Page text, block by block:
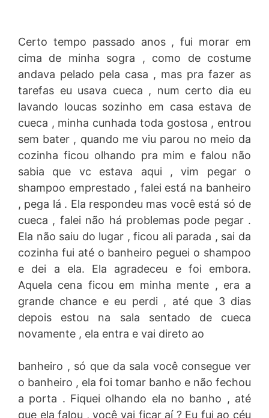
Certo tempo passado anos , fui morar em
cima de minha sogra , como de costume
andava pelado pela casa , mas pra fazer as
tarefas eu usava cueca , num certo dia eu
lavando loucas sozinho em casa estava de
cueca , minha cunhada toda gostosa , entrou
sem bater , quando me viu parou no meio da
cozinha ficou olhando pra mim e falou não
sabia que vc estava aqui , vim pegar o
shampoo emprestado , falei está na banheiro
, pega lá . Ela respondeu mas você está só de
cueca , falei não há problemas pode pegar .
Ela não saiu do lugar , ficou ali parada , sai da
cozinha fui até o banheiro peguei o shampoo
e dei a ela. Ela agradeceu e foi embora.
Aquela cena ficou em minha mente , era a
grande chance e eu perdi , até que 3 dias
depois estou na sala sentado de cueca
novamente , ela entra e vai direto ao
banheiro , só que da sala você consegue ver
o banheiro , ela foi tomar banho e não fechou
a porta . Fiquei olhando ela no banho , até
que ela falou , você vai ficar aí ? Eu fui ao céu